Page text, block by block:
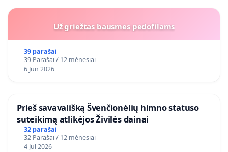
Už griežtas bausmes pedofilams
39 parašai
39 Parašai / 12 mėnesiai
6 Jun 2026
​Prieš savavališką Švenčionėlių himno statuso
suteikimą atlikėjos Živilės dainai
32 parašai
32 Parašai / 12 mėnesiai
4 Jul 2026